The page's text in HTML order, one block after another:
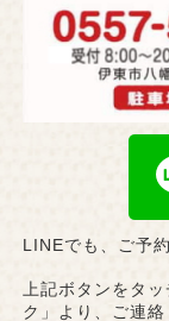
LINEでも、ご予
上記ボタンをタ
ク」より、ご連絡